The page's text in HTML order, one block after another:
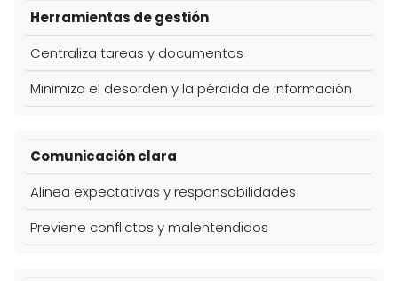
Herramientas de gestión
Centraliza tareas y documentos
Minimiza el desorden y la pérdida de información
Comunicación clara
Alinea expectativas y responsabilidades
Previene conflictos y malentendidos